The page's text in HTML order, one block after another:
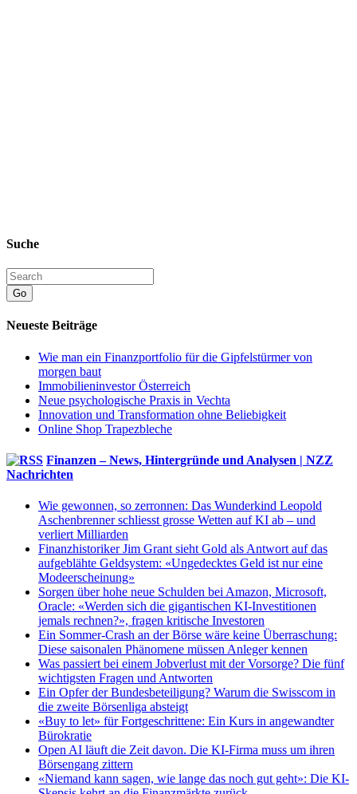
Suche
Go
Neueste Beiträge
Wie man ein Finanzportfolio für die Gipfelstürmer von
morgen baut
Immobilieninvestor Österreich
Neue psychologische Praxis in Vechta
Innovation und Transformation ohne Beliebigkeit
Online Shop Trapezbleche
Finanzen – News, Hintergründe und Analysen | NZZ
Nachrichten
Wie gewonnen, so zerronnen: Das Wunderkind Leopold
Aschenbrenner schliesst grosse Wetten auf KI ab – und
verliert Milliarden
Finanzhistoriker Jim Grant sieht Gold als Antwort auf das
aufgeblähte Geldsystem: «Ungedecktes Geld ist nur eine
Modeerscheinung»
Sorgen über hohe neue Schulden bei Amazon, Microsoft,
Oracle: «Werden sich die gigantischen KI-Investitionen
jemals rechnen?», fragen kritische Investoren
Ein Sommer-Crash an der Börse wäre keine Überraschung:
Diese saisonalen Phänomene müssen Anleger kennen
Was passiert bei einem Jobverlust mit der Vorsorge? Die fünf
wichtigsten Fragen und Antworten
Ein Opfer der Bundesbeteiligung? Warum die Swisscom in
die zweite Börsenliga absteigt
«Buy to let» für Fortgeschrittene: Ein Kurs in angewandter
Bürokratie
Open AI läuft die Zeit davon. Die KI-Firma muss um ihren
Börsengang zittern
«Niemand kann sagen, wie lange das noch gut geht»: Die KI-